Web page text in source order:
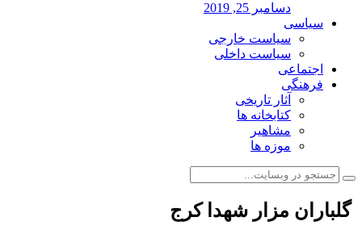
دسامبر 25, 2019
سیاسی
سیاست خارجی
سیاست داخلی
اجتماعی
فرهنگی
آثار تاریخی
کتابخانه ها
مشاهیر
موزه ها
️ گلباران مزار شهدا کرج